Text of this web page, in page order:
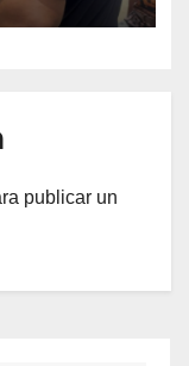
publicar un